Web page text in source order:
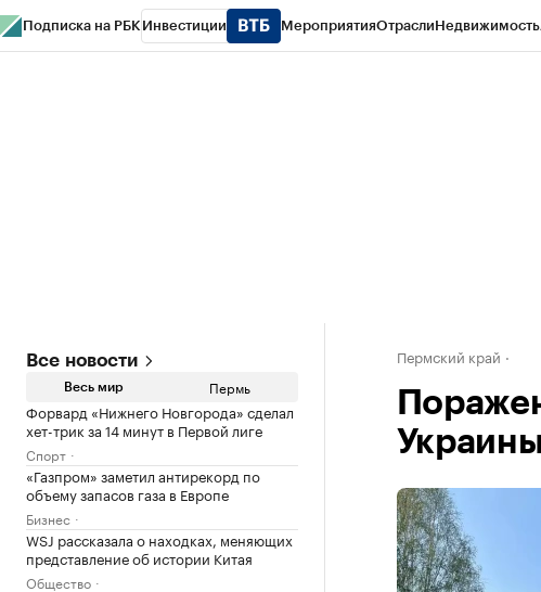
Подписка на РБК Инвестиции МероприятияОтраслиНедвижимость
Все новости
Весь мир Пермь
Форвард «Нижнего Новгорода» сделал
хет-трик за 14 минут в Первой лиге
Спорт
«Газпром» заметил антирекорд по
объему запасов газа в Европе
Бизнес
WSJ рассказала о находках, меняющих
представление об истории Китая
Общество
Пермский край